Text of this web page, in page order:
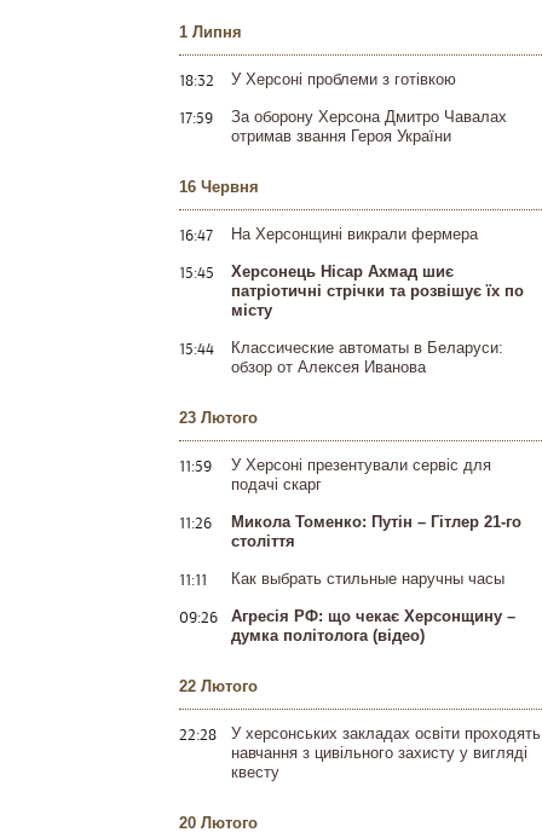
1 Липня
18:32 У Херсоні проблеми з готівкою
17:59
За оборону Херсона Дмитро Чавалах
отримав звання Героя України
16 Червня
16:47 На Херсонщині викрали фермера
15:45
Херсонець Нісар Ахмад шиє
патріотичні стрічки та розвішує їх по
місту
15:44
Классические автоматы в Беларуси:
обзор от Алексея Иванова
23 Лютого
11:59
У Херсоні презентували сервіс для
подачі скарг
11:26
Микола Томенко: Путін – Гітлер 21-го
століття
11:11 Как выбрать стильные наручны часы
09:26
Агресія РФ: що чекає Херсонщину –
думка політолога (відео)
22 Лютого
22:28
У херсонських закладах освіти проходять
навчання з цивільного захисту у вигляді
квесту
20 Лютого